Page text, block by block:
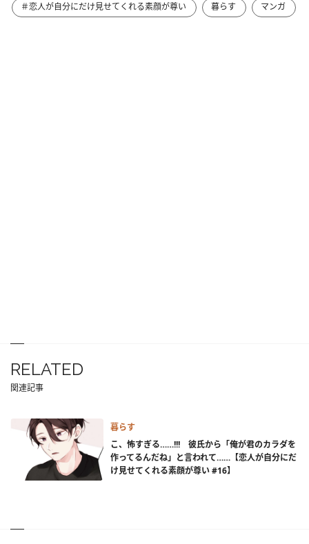
＃恋人が自分にだけ見せてくれる素顔が尊い 暮らす マンガ
RELATED
関連記事
暮らす
こ、怖すぎる……!!! 彼氏から「俺が君のカラダを
作ってるんだね」と言われて……【恋人が自分にだ
け見せてくれる素顔が尊い #16】